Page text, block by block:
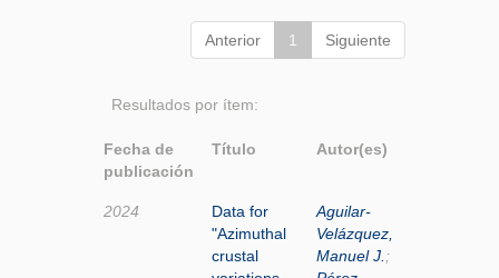
Anterior 1 Siguiente
Resultados por ítem:
Fecha de
publicación
Título Autor(es)
2024
Data for
"Azimuthal
crustal
Aguilar-
Velázquez,
Manuel J. ;